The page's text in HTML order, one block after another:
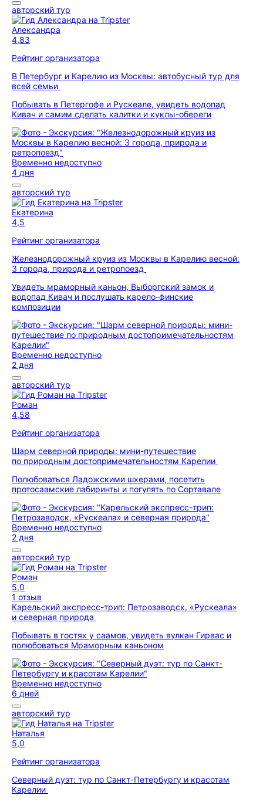
авторский тур
Александра
4,83
Рейтинг организатора
В Петербург и Карелию из Москвы: автобусный тур для
всей семьи
Побывать в Петергофе и Рускеале, увидеть водопад
Кивач и самим сделать калитки и куклы-обереги
Временно недоступно
4 дня
авторский тур
Екатерина
4,5
Рейтинг организатора
Железнодорожный круиз из Москвы в Карелию весной:
3 города, природа и ретропоезд
Увидеть мраморный каньон, Выборгский замок и
водопад Кивач и послушать карело-финские
композиции
Временно недоступно
2 дня
авторский тур
Роман
4,58
Рейтинг организатора
Шарм северной природы: мини-путешествие
по природным достопримечательностям Карелии
Полюбоваться Ладожскими шхерами, посетить
протосаамские лабиринты и погулять по Сортавале
Временно недоступно
2 дня
авторский тур
Роман
5,0
1 отзыв
Карельский экспресс-трип: Петрозаводск, «Рускеала»
и северная природа
Побывать в гостях у саамов, увидеть вулкан Гирвас и
полюбоваться Мраморным каньоном
Временно недоступно
6 дней
авторский тур
Наталья
5,0
Рейтинг организатора
Северный дуэт: тур по Санкт-Петербургу и красотам
Карелии